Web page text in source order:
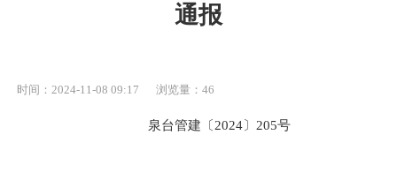
通报
时间：2024-11-08 09:17 浏览量： 46
泉台管建〔2024〕 205号